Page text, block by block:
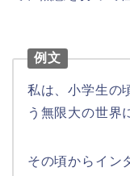
例文
私は、小学生の
う無限大の世界
その頃からイン